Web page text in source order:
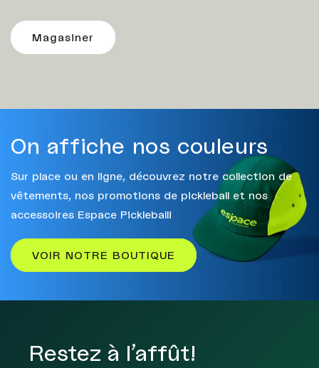
Magasiner
On affiche nos couleurs
Sur place ou en ligne, découvrez notre collection de
vêtements, nos promotions de pickleball et nos
accessoires Espace Pickleball!
VOIR NOTRE BOUTIQUE
Restez à l’affût!